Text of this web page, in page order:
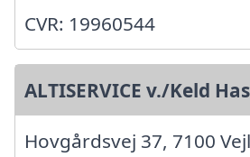
CVR: 19960544
ALTISERVICE v./Keld
Hovgårdsvej 37, 7100